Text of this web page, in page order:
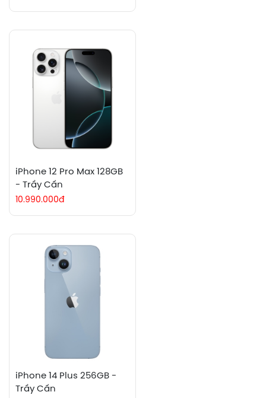
iPhone 12 Pro Max 128GB
- Trầy Cấn
10.990.000đ
iPhone 14 Plus 256GB -
Trầy Cấn